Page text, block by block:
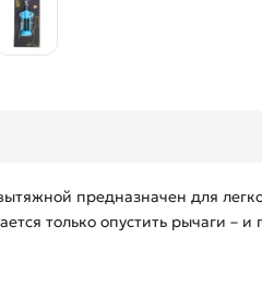
предназначен для
только опустить рычаги –